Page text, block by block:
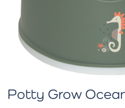
Potty Grow